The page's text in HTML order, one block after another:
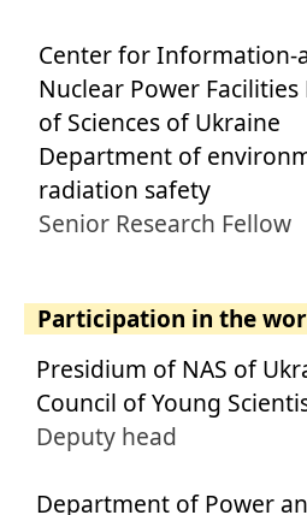
Center for Information-
Nuclear Power
of Sciences of Ukraine
Department of
radiation safety
Senior Research Fellow
Participation in the
Presidium of NAS of
Council of Young
Deputy head
Department of Power